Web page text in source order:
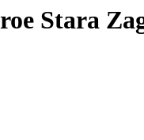
Stara